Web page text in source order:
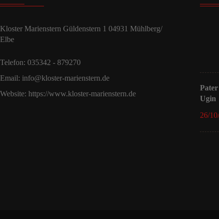
Kloster Marienstern Güldenstern 1 04931 Mühlberg/
Elbe
Telefon: 035342 - 879270
Email: info@kloster-marienstern.de
Website: https://www.kloster-marienstern.de
Ugin
26/